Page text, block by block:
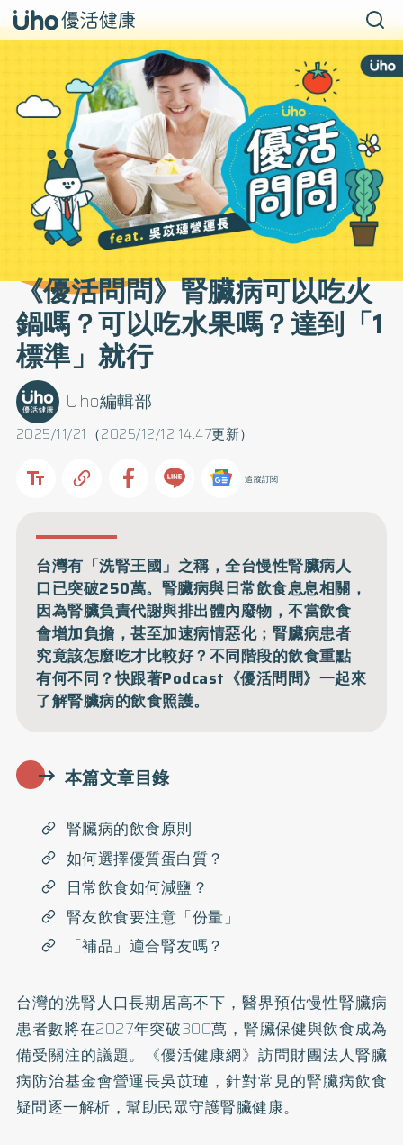
《優活問問》腎臟病可以吃火
鍋嗎？可以吃水果嗎？達到「1
標準」就行
2025/11/21（2025/12/12 14:47更新）
Uho編輯部
追蹤訂閱
台灣有「洗腎王國」之稱，全台慢性腎臟病人
口已突破250萬。腎臟病與日常飲食息息相關，
因為腎臟負責代謝與排出體內廢物，不當飲食
會增加負擔，甚至加速病情惡化；腎臟病患者
究竟該怎麼吃才比較好？不同階段的飲食重點
有何不同？快跟著Podcast《優活問問》一起來
了解腎臟病的飲食照護。
本篇文章目錄
腎臟病的飲食原則
如何選擇優質蛋白質？
日常飲食如何減鹽？
腎友飲食要注意「份量」
「補品」適合腎友嗎？
台灣的洗腎人口長期居高不下，醫界預估慢性腎臟病
患者數將在2027年突破300萬 ，腎臟保健與飲食成為
備受關注的議題。《優活健康網》訪問財團法人腎臟
病防治基金會營運長吳苡璉，針對常見的腎臟病飲食
疑問逐一解析，幫助民眾守護腎臟健康。